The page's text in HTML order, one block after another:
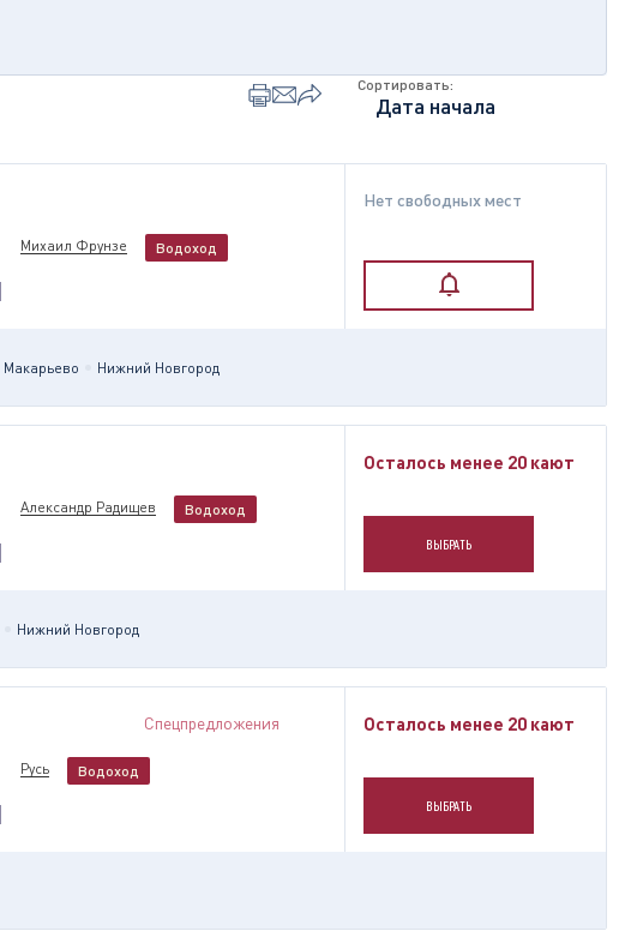
Сортировать:
Михаил Фрунзе Водоход
Нет свободных мест
Макарьево Нижний Новгород
Александр Радищев Водоход
Осталось менее 20 кают
ВЫБРАТЬ
Нижний Новгород
Спецпредложения
Русь Водоход
Осталось менее 20 кают
ВЫБРАТЬ